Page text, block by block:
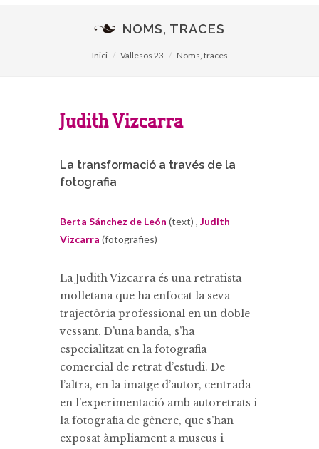
NOMS, TRACES
Inici Vallesos 23 Noms, traces
Judith Vizcarra
La transformació a través de la
fotografia
Berta Sánchez de León (text) , Judith
Vizcarra (fotografies)
La Judith Vizcarra és una retratista
molletana que ha enfocat la seva
trajectòria professional en un doble
vessant. D’una banda, s’ha
especialitzat en la fotografia
comercial de retrat d’estudi. De
l’altra, en la imatge d’autor, centrada
en l’experimentació amb autoretrats i
la fotografia de gènere, que s’han
exposat àmpliament a museus i